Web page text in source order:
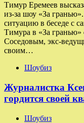
Тимур Еремеев
из-за шоу «За
ситуацию в беседе с
Тимура в «За гранью»
Соседовым, экс-
своим…
Шоубиз
Журналистка
гордится своей
Шоубиз